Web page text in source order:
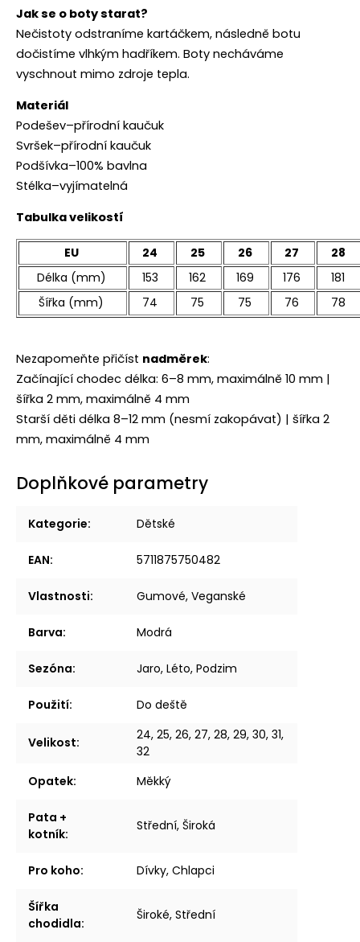
Jak se o boty starat?
Nečistoty odstraníme kartáčkem, následně botu
dočistíme vlhkým hadříkem. Boty necháváme
vyschnout mimo zdroje tepla.
Materiál
Podešev–přírodní kaučuk
Svršek–přírodní kaučuk
Podšívka–100% bavlna
Stélka–vyjímatelná
Tabulka velikostí
EU 24 25 26 27
28
Délka (mm)
153 162 169 176
181
Šířka (mm)
74 75 75 76 78
Nezapomeňte přičíst nadměrek:
Začínající chodec délka: 6–8 mm, maximálně 10 mm |
šířka 2 mm, maximálně 4 mm
Starší děti délka 8–12 mm (nesmí zakopávat) | šířka 2
mm, maximálně 4 mm
Doplňkové parametry
Kategorie: Dětské
EAN: 5711875750482
Vlastnosti: Gumové, Veganské
Barva: Modrá
Sezóna: Jaro, Léto, Podzim
Použití: Do deště
Velikost:
24, 25, 26, 27, 28, 29, 30, 31,
32
Opatek: Měkký
Pata +
kotník:
Střední, Široká
Pro koho: Dívky, Chlapci
Šířka
chodidla:
Široké, Střední